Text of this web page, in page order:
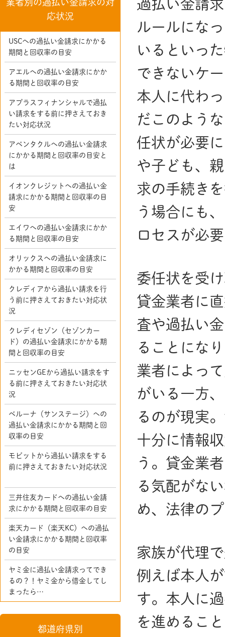
過払い金請
ルールにな
いるといっ
できないケ
本人に代わ
だこのよう
任状が必要
や子ども、
求の手続き
う場合にも
ロセスが必
委任状を受
貸金業者に
査や過払い
ることにな
業者によっ
がいる一方
るのが現実
十分に情報
う。貸金業
る気配がな
め、法律の
家族が代理
例えば本人
す。本人に
を進めるこ
業者別の過払い金請求の対
応状況
USCへの過払い金請求にかかる
期間と回収率の目安
アエルへの過払い金請求にかか
る期間と回収率の目安
アプラスフィナンシャルで過払
い請求をする前に押さえておき
たい対応状況
アペンタクルへの過払い金請求
にかかる期間と回収率の目安と
は
イオンクレジットへの過払い金
請求にかかる期間と回収率の目
安
エイワへの過払い金請求にかか
る期間と回収率の目安
オリックスへの過払い金請求に
かかる期間と回収率の目安
クレディアから過払い請求を行
う前に押さえておきたい対応状
況
クレディセゾン（セゾンカー
ド）の過払い金請求にかかる期
間と回収率の目安
ニッセンGEから過払い請求をす
る前に押さえておきたい対応状
況
ベルーナ（サンステージ）への
過払い金請求にかかる期間と回
収率の目安
モビットから過払い請求をする
前に押さえておきたい対応状況
三井住友カードへの過払い金請
求にかかる期間と回収率の目安
楽天カード（楽天KC）への過払
い金請求にかかる期間と回収率
の目安
ヤミ金に過払い金請求ってでき
るの？！ヤミ金から借金してし
まったら…
都道府県別